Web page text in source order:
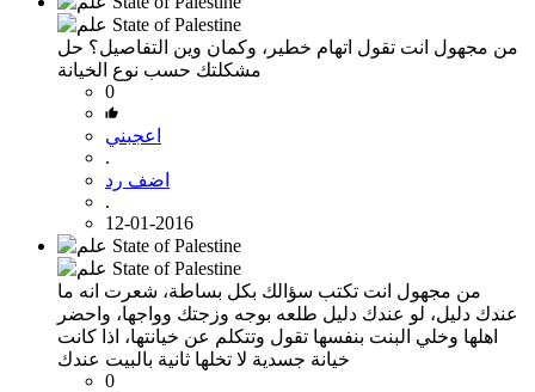
من مجهول انت تقول اتهام خطير، وكمان وين التفاصيل؟ حل
مشكلتك حسب نوع الخيانة
0
اعجبني
.
اضف رد
.
12-01-2016
من مجهول انت تكتب سؤالك بكل بساطة، شعرت انه ما
عندك دليل، لو عندك دليل طلعه بوجه وزجتك وواجها، واحضر
اهلها وخلي البنت بنفسها تقول وتتكلم عن خيانتها، اذا كانت
خيانة جسدية لا تخلها ثانية بالبيت عندك
0